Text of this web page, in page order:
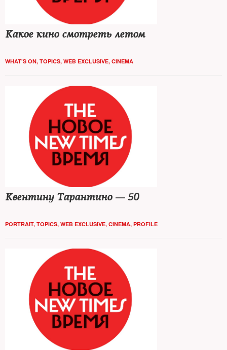
Какое кино смотреть летом
WHAT'S ON, TOPICS, WEB EXCLUSIVE, CINEMA
Квентину Тарантино — 50
PORTRAIT, TOPICS, WEB EXCLUSIVE, CINEMA, PROFILE